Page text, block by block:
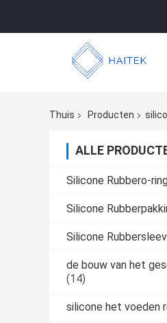
Thuis Producten
ALLE
Silicone Rubbero-
Silicone
Silicone
de bouw van het
(14)
silicone het voeden